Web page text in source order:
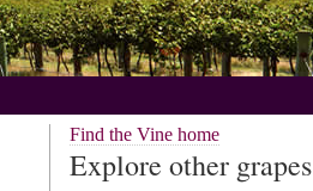
Find the Vine home
Explore other grapes